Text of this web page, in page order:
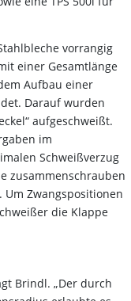
vorrangig
einer Gesamtlänge
Aufbau einer
Darauf wurden
aufgeschweißt.
im
Schweißverzug
zusammenschrauben
Zwangspositionen
die Klappe
Brindl. „Der durch